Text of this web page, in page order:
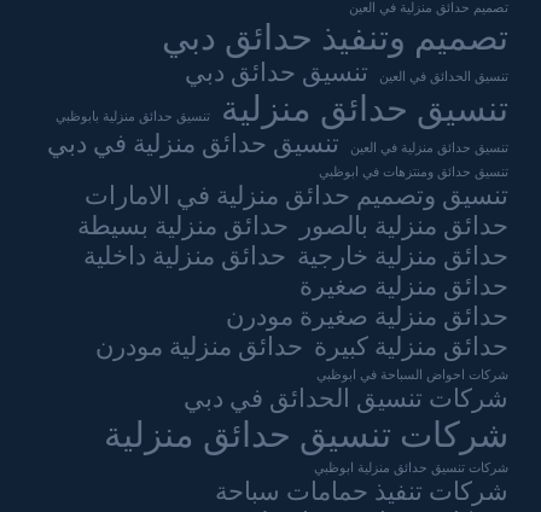
تصميم حدائق منزلية في العين
تصميم وتنفيذ حدائق دبي
تنسيق الحدائق في العين تنسيق حدائق دبي
تنسيق حدائق منزلية تنسيق حدائق منزلية بابوظبي
تنسيق حدائق منزلية في العين تنسيق حدائق منزلية في دبي
تنسيق حدائق ومنتزهات في ابوظبي
تنسيق وتصميم حدائق منزلية في الامارات
حدائق منزلية بالصور
حدائق منزلية بسيطة
حدائق منزلية خارجية حدائق منزلية داخلية
حدائق منزلية صغيرة
حدائق منزلية صغيرة مودرن
حدائق منزلية كبيرة حدائق منزلية مودرن
شركات احواض السباحة في ابوظبي
شركات تنسيق الحدائق في دبي
شركات تنسيق حدائق منزلية
شركات تنسيق حدائق منزلية ابوظبي
شركات تنفيذ حمامات سباحة